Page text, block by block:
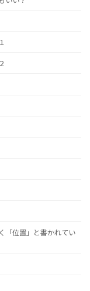
「位置」と書かれてい